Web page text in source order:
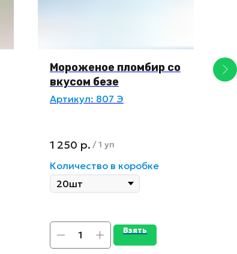
Мороженое пломбир со
вкусом безе
Артикул: 807 Э
1 250 р. /1 уп
Количество в коробке
Взять